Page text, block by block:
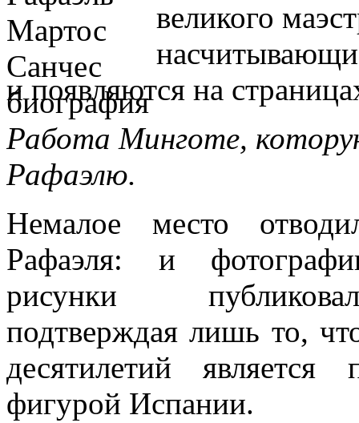
великого
и появляются на
Работа Минготе,
Рафаэлю.
Немалое место
Рафаэля: и
рисунки
подтверждая лишь то,
десятилетий является
фигурой Испании.